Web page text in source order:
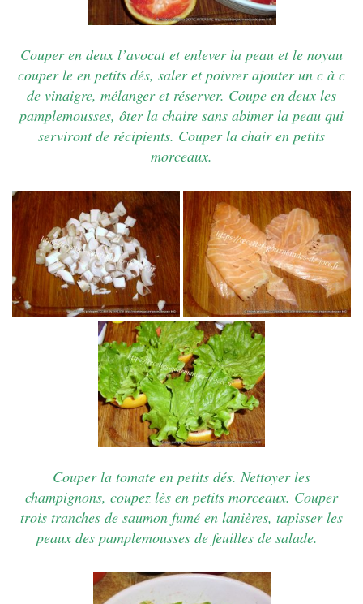
Couper en deux l’avocat et enlever la peau et le noyau
couper le en petits dés, saler et poivrer ajouter un c à c
de vinaigre, mélanger et réserver. Coupe en deux les
pamplemousses, ôter la chaire sans abimer la peau qui
serviront de récipients. Couper la chair en petits
morceaux.
Couper la tomate en petits dés.Nettoyer les
champignons, coupez lès en petits morceaux. Couper
trois tranches de saumon fumé en lanières, tapisser les
peaux des pamplemousses de feuilles de salade.